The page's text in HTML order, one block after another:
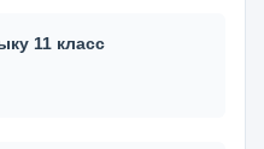
11 класс